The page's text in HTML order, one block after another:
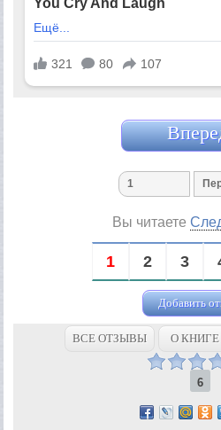
Вы читаете
1 2 3
Добавить
ВСЕ ОТЗЫВЫ О КНИГЕ
6